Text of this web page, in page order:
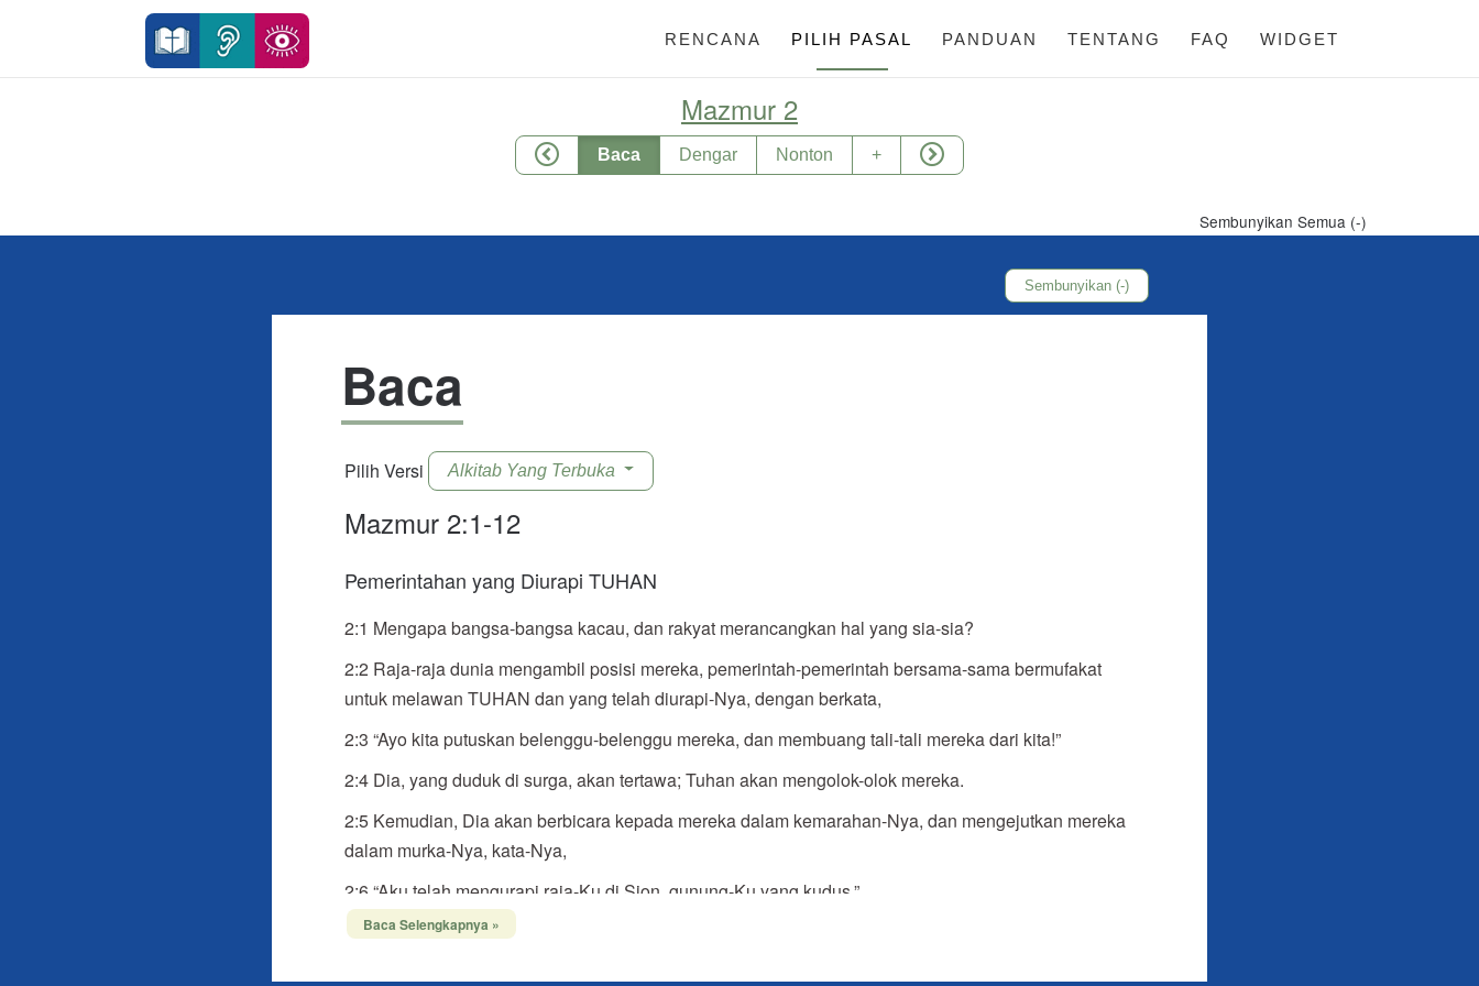
RENCANA PILIH PASAL PANDUAN TENTANG FAQ WIDGET
Mazmur 2
Baca Dengar Nonton +
Sembunyikan Semua (-)
Sembunyikan (-)
Baca
Pilih Versi Alkitab Yang Terbuka
Mazmur 2:1-12
Pemerintahan yang Diurapi TUHAN
2:1 Mengapa bangsa-bangsa kacau, dan rakyat merancangkan hal yang sia-sia?
2:2 Raja-raja dunia mengambil posisi mereka, pemerintah-pemerintah bersama-sama bermufakat
untuk melawan TUHAN dan yang telah diurapi-Nya, dengan berkata,
2:3 “Ayo kita putuskan belenggu-belenggu mereka, dan membuang tali-tali mereka dari kita!”
2:4 Dia, yang duduk di surga, akan tertawa; Tuhan akan mengolok-olok mereka.
2:5 Kemudian, Dia akan berbicara kepada mereka dalam kemarahan-Nya, dan mengejutkan mereka
dalam murka-Nya, kata-Nya,
2:6 “Aku telah mengurapi raja-Ku di Sion, gunung-Ku yang kudus.”
2:7 Aku hendak memberitahukan ketetapan TUHAN: Dia berkata kepadaku, “Engkau adalah Anak-
Baca Selengkapnya »